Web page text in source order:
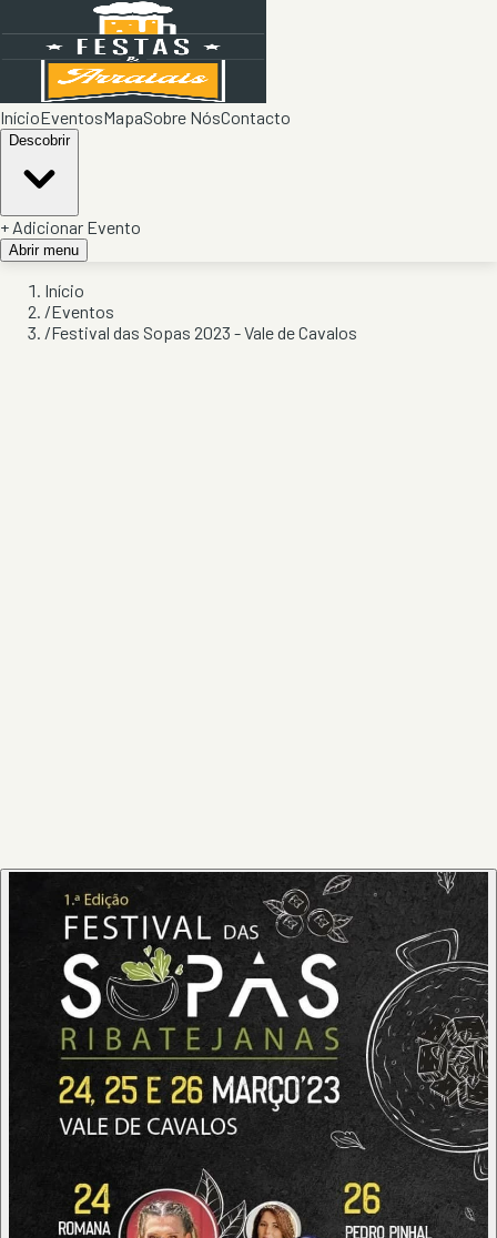
InícioEventosMapaSobre NósContacto
Descobrir
+ Adicionar Evento
Abrir menu
Início
/Eventos
/Festival das Sopas 2023 - Vale de Cavalos